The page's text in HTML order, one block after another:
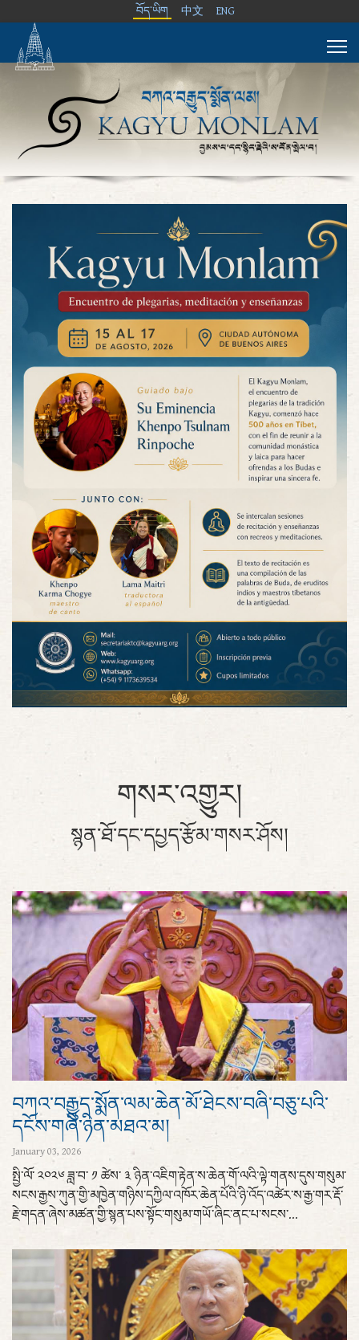
བོད་ཡིག 中文 ENG
གསར་འགྱུར།
སྙན་ཐོ་དང་དཔྱད་རྩོམ་གསར་ཤོས།
བཀའ་བརྒྱུད་སྨོན་ལམ་ཆེན་མོ་ཐེངས་བཞི་བཅུ་པའི་
དངོས་གཞི་ཉིན་མཐའ་མ།
January 03, 2026
སྤྱི་ལོ་ ༢༠༢༦ ཟླ་བ་ ༡ ཚེས་ ༣ ཉིན་འཇིག་རྟེན་ས་ཆེན་གོ་ལའི་ལྟེ་གནས་དུས་གསུམ་
སངས་རྒྱས་ཀུན་གྱི་མཁྱེན་གཉིས་དཀྱིལ་འཁོར་ཆེན་པོའི་ཉི་འོད་འཚེར་ས་རྒྱ་གར་རྡོ་
རྗེ་གདན་ཞེས་མཚན་གྱི་སྙན་པས་སྟོང་གསུམ་གཡོ་ཞིང་ནང་པ་སངས་...